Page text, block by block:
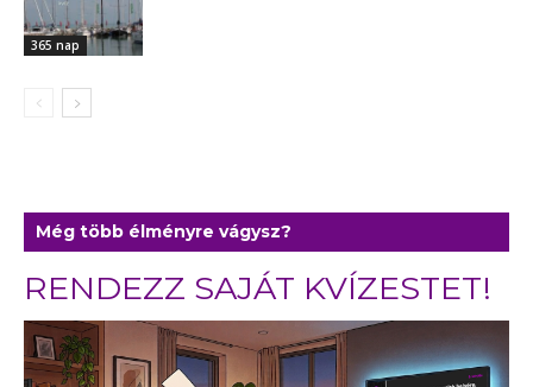
365 nap
Még több élményre vágysz?
RENDEZZ SAJÁT KVÍZESTET!